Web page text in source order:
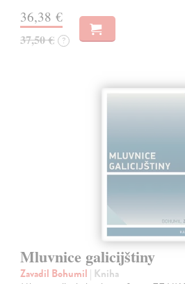
36,38 €
37,50 € ?
Mluvnice galicijštiny
Zavadil Bohumil | Kniha